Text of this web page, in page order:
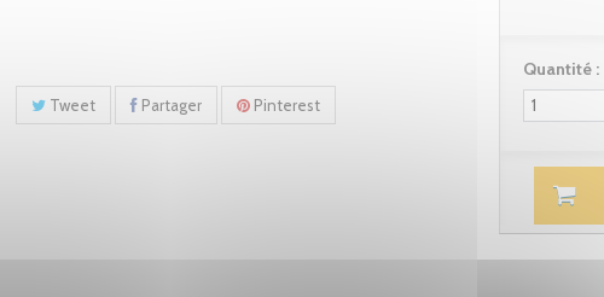
Tweet Partager Pinterest
Quantité :